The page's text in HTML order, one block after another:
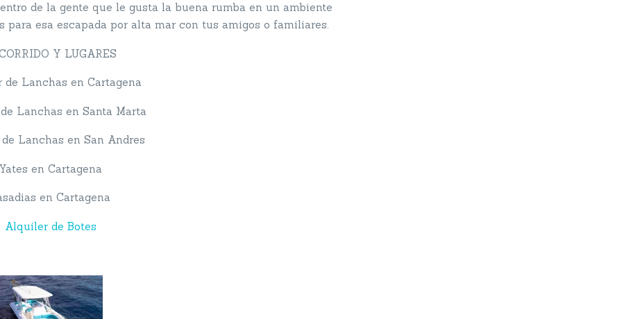
de la gente que le gusta la buena rumba en un ambiente
esa escapada por alta mar con tus amigos o familiares.
Y LUGARES
de Lanchas en Cartagena
Lanchas en Santa Marta
Lanchas en San Andres
Yates en Cartagena
en Cartagena
Alquiler de Botes